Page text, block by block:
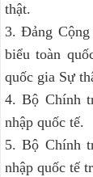
thật.
3. Đảng
biểu toàn
quốc gia Sự
4. Bộ Chính
nhập quốc tế.
5. Bộ Chính
nhập quốc tế